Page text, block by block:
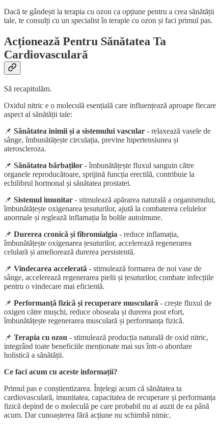
Dacă te gândești la terapia cu ozon ca opțiune pentru a crea sănătății
tale, te consulți cu un specialist în terapie cu ozon și faci primul pas.
Acționează Pentru Sănătatea Ta
Cardiovasculară
Să recapitulăm.
Oxidul nitric e o moleculă esențială care influențează aproape fiecare
aspect al sănătății tale:
📌 Sănătatea inimii și a sistemului vascular - relaxează vasele de
sânge, îmbunătățește circulația, previne hipertensiunea și
ateroscleroza.
📌 Sănătatea bărbaților - îmbunătățește fluxul sanguin către
organele reproducătoare, sprijină funcția erectilă, contribuie la
echilibrul hormonal și sănătatea prostatei.
📌 Sistemul imunitar - stimulează apărarea naturală a organismului,
îmbunătățește oxigenarea țesuturilor, ajută la combaterea celulelor
anormale și reglează inflamația în bolile autoimune.
📌 Durerea cronică și fibromialgia - reduce inflamația,
îmbunătățește oxigenarea țesuturilor, accelerează regenerarea
celulară și ameliorează durerea persistentă.
📌 Vindecarea accelerată - stimulează formarea de noi vase de
sânge, accelerează regenerarea pielii și țesuturilor, combate infecțiile
pentru o vindecare mai eficientă.
📌 Performanță fizică și recuperare musculară - crește fluxul de
oxigen către mușchi, reduce oboseala și durerea post efort,
îmbunătățește regenerarea musculară și performanța fizică.
📌 Terapia cu ozon - stimulează producția naturală de oxid nitric,
integrând toate beneficiile menționate mai sus într-o abordare
holistică a sănătății.
Ce faci acum cu aceste informații?
Primul pas e conștientizarea. Înțelegi acum că sănătatea ta
cardiovasculară, imunitatea, capacitatea de recuperare și performanța
fizică depind de o moleculă pe care probabil nu ai auzit de ea până
acum. Dar cunoașterea fără acțiune nu schimbă nimic.